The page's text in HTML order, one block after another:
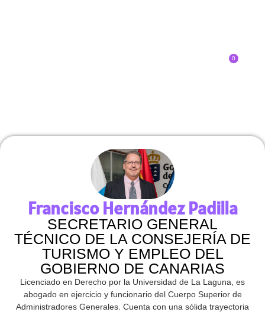
0
Francisco Hernández Padilla
SECRETARIO GENERAL
TÉCNICO DE LA CONSEJERÍA DE
TURISMO Y EMPLEO DEL
GOBIERNO DE CANARIAS
Licenciado en Derecho por la Universidad de La Laguna, es
abogado en ejercicio y funcionario del Cuerpo Superior de
Administradores Generales. Cuenta con una sólida trayectoria